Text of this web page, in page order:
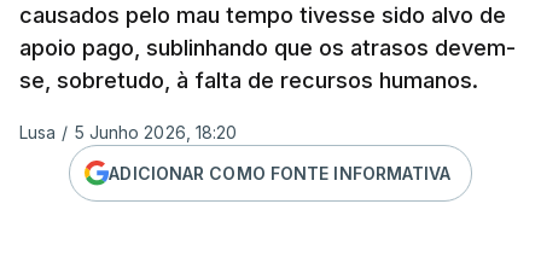
causados pelo mau tempo tivesse sido alvo de
apoio pago, sublinhando que os atrasos devem-
se, sobretudo, à falta de recursos humanos.
Lusa / 5 Junho 2026, 18:20
ADICIONAR COMO FONTE INFORMATIVA